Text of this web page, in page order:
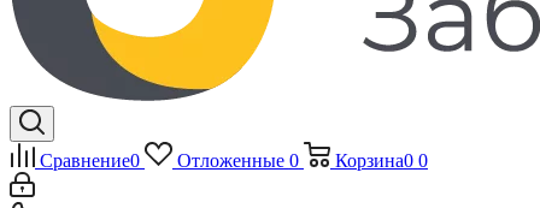
Сравнение0 Отложенные 0 Корзина0 0